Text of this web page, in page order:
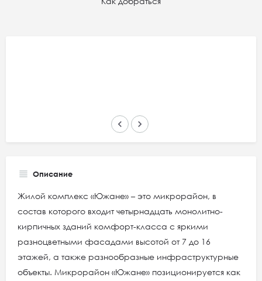
keyboard_arrow_left keyboard_arrow_right
Описание
Жилой комплекс «Южане» – это микрорайон, в
состав которого входит четырнадцать монолитно-
кирпичных зданий комфорт-класса с яркими
разноцветными фасадами высотой от 7 до 16
этажей, а также разнообразные инфраструктурные
объекты. Микрорайон «Южане» позиционируется как